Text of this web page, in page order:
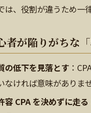
は、役割が違うため一
者が陥りがちな「
の低下を見落とす：
なければ意味がありま
容 CPA を決めずに走る